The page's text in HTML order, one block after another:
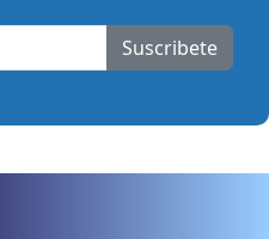
Suscribete